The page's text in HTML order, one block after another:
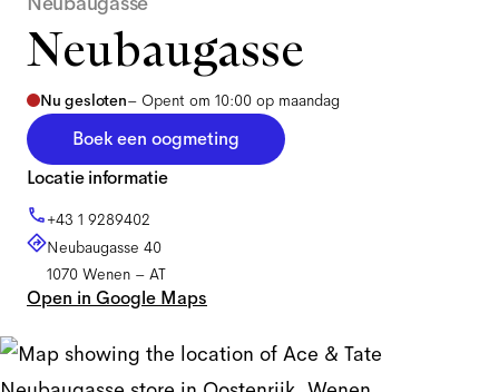
Neubaugasse
Nu gesloten– Opent om 10:00 op maandag
Boek een oogmeting
Locatie informatie
+43 1 9289402
Neubaugasse 40
1070 Wenen – AT
Open in Google Maps